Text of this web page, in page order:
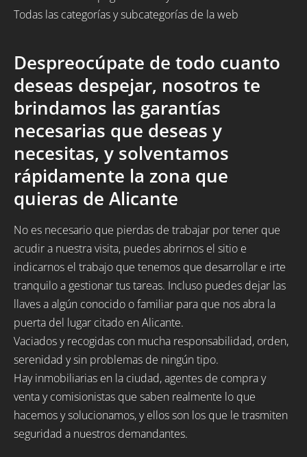
Todas las categorías y subcategorías de la web
Despreocúpate de todo cuanto
deseas despejar, nosotros te
brindamos las garantías
necesarias que deseas y
necesitas, y solventamos
rápidamente la zona que
quieras de Alicante
No es necesario que pierdas de trabajar por tener que
acudir a nuestra visita, puedes abrirnos el sitio e
indicarnos el trabajo que tenemos que desarrollar e irte
tranquilo a gestionar tus tareas. Incluso puedes dejar las
llaves a algún conocido o familiar para que nos abra la
puerta del lugar citado en Alicante.
Vaciados y recogidas con mucha responsabilidad, orden,
serenidad y sin problemas de ningún tipo.
Hay inmobiliarias en la ciudad, agentes de compra y
venta y comisionistas que saben realmente lo que
hacemos y solucionamos, y ellos son los que le trasmiten
seguridad a nuestros demandantes.